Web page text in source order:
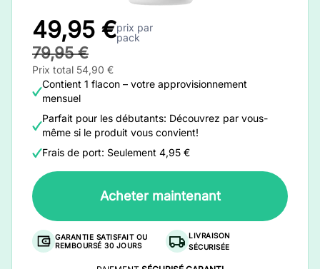
49,95 €prix par
pack
79,95 €
Prix total 54,90 €
Contient 1 flacon – votre approvisionnement
mensuel
Parfait pour les débutants: Découvrez par vous-
même si le produit vous convient!
Frais de port: Seulement 4,95 €
Acheter maintenant
GARANTIE SATISFAIT OU
REMBOURSÉ 30 JOURS
LIVRAISON
SÉCURISÉE